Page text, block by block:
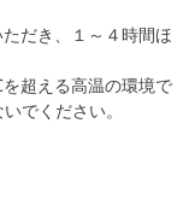
だき、１～４時間ほ
超える高温の環境で
でください。